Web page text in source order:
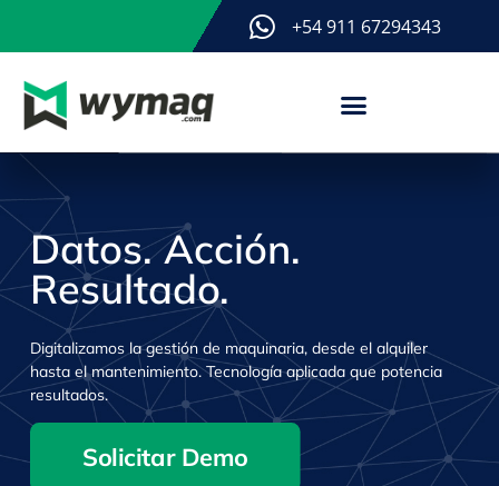
+54 911 67294343
Datos. Acción.
Resultado.
Digitalizamos la gestión de maquinaria, desde el alquiler
hasta el mantenimiento. Tecnología aplicada que potencia
resultados.
Solicitar Demo